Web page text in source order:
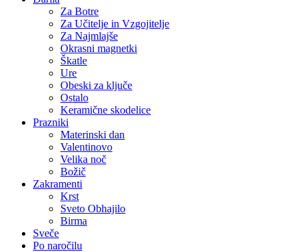
Za Botre
Za Učitelje in Vzgojitelje
Za Najmlajše
Okrasni magnetki
Škatle
Ure
Obeski za ključe
Ostalo
Keramične skodelice
Prazniki
Materinski dan
Valentinovo
Velika noč
Božič
Zakramenti
Krst
Sveto Obhajilo
Birma
Sveče
Po naročilu